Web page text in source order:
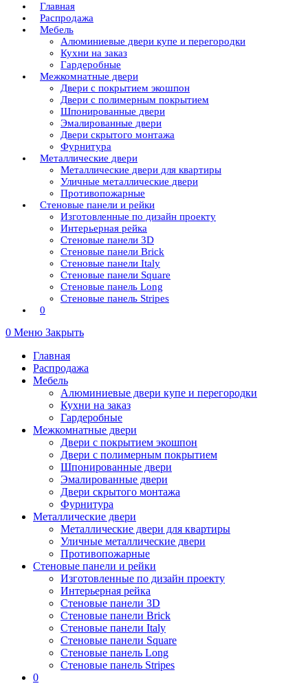
Главная
Распродажа
Мебель
Алюминиевые двери купе и перегородки
Кухни на заказ
Гардеробные
Межкомнатные двери
Двери с покрытием экошпон
Двери с полимерным покрытием
Шпонированные двери
Эмалированные двери
Двери скрытого монтажа
Фурнитура
Металлические двери
Металлические двери для квартиры
Уличные металлические двери
Противопожарные
Стеновые панели и рейки
Изготовленные по дизайн проекту
Интерьерная рейка
Стеновые панели 3D
Стеновые панели Brick
Стеновые панели Italy
Стеновые панели Square
Стеновые панель Long
Стеновые панель Stripes
0
0 Меню Закрыть
Главная
Распродажа
Мебель
Алюминиевые двери купе и перегородки
Кухни на заказ
Гардеробные
Межкомнатные двери
Двери с покрытием экошпон
Двери с полимерным покрытием
Шпонированные двери
Эмалированные двери
Двери скрытого монтажа
Фурнитура
Металлические двери
Металлические двери для квартиры
Уличные металлические двери
Противопожарные
Стеновые панели и рейки
Изготовленные по дизайн проекту
Интерьерная рейка
Стеновые панели 3D
Стеновые панели Brick
Стеновые панели Italy
Стеновые панели Square
Стеновые панель Long
Стеновые панель Stripes
0